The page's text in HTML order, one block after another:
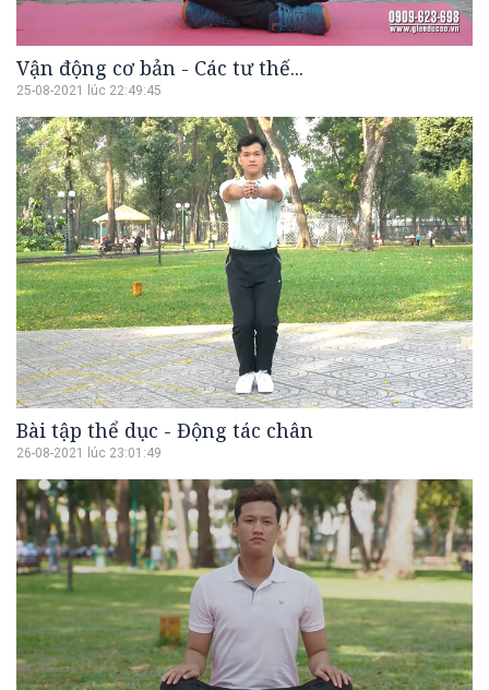
Vận động cơ bản - Các tư thế...
25-08-2021 lúc 22:49:45
Bài tập thể dục - Động tác chân
26-08-2021 lúc 23:01:49